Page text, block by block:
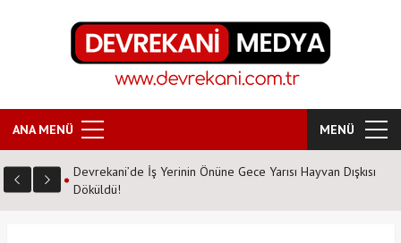
ANA MENÜ MENÜ
Devrekani’de İş Yerinin Önüne Gece Yarısı Hayvan Dışkısı
Döküldü!